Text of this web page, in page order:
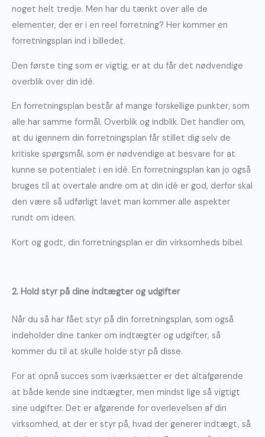
noget helt tredje. Men har du tænkt over alle de
elementer, der er i en reel forretning? Her kommer en
forretningsplan ind i billedet.
Den første ting som er vigtig, er at du får det nødvendige
overblik over din idé.
En forretningsplan består af mange forskellige punkter, som
alle har samme formål. Overblik og indblik. Det handler om,
at du igennem din forretningsplan får stillet dig selv de
kritiske spørgsmål, som er nødvendige at besvare for at
kunne se potentialet i en idé. En forretningsplan kan jo også
bruges til at overtale andre om at din idé er god, derfor skal
den være så udførligt lavet man kommer alle aspekter
rundt om ideen.
Kort og godt, din forretningsplan er din virksomheds bibel.
2. Hold styr på dine indtægter og udgifter
Når du så har fået styr på din forretningsplan, som også
indeholder dine tanker om indtægter og udgifter, så
kommer du til at skulle holde styr på disse.
For at opnå succes som iværksætter er det altafgørende
at både kende sine indtægter, men mindst lige så vigtigt
sine udgifter. Det er afgørende for overlevelsen af din
virksomhed, at der er styr på, hvad der generer indtægt, så